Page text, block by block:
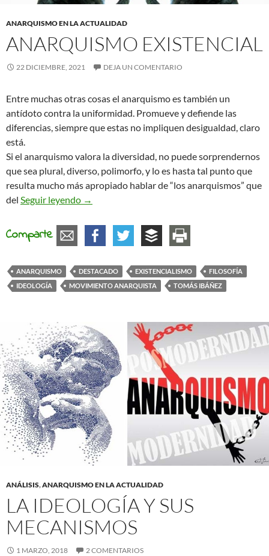
ANARQUISMO EN LA ACTUALIDAD
ANARQUISMO EXISTENCIAL
22 DICIEMBRE, 2021 DEJA UN COMENTARIO
Entre muchas otras cosas el anarquismo es también un
antídoto contra la uniformidad. Promueve y defiende las
diferencias, siempre que estas no impliquen desigualdad, claro
está.
Si el anarquismo valora la diversidad, no puede sorprendernos
que sea plural, diverso, polimorfo, y lo es hasta tal punto que
resulta mucho más apropiado hablar de “los anarquismos” que
del Seguir leyendo Anarquismo existencial
→
Comparte
ANARQUISMO DESTACADO EXISTENCIALISMO
FILOSOFÍA
IDEOLOGÍA
MOVIMIENTO ANARQUISTA TOMÁS IBÁÑEZ
ANÁLISIS,ANARQUISMO EN LA ACTUALIDAD
LA IDEOLOGÍA Y SUS
MECANISMOS
1 MARZO, 2018 2 COMENTARIOS